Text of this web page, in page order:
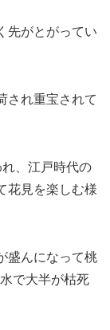
先がとがってい
され重宝されて
、江戸時代の
花見を楽しむ様
盛んになって桃
で大半が枯死